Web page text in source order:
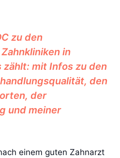
zu den
in
zählt: mit Infos zu den
den
der
und meiner
einem guten Zahnarzt